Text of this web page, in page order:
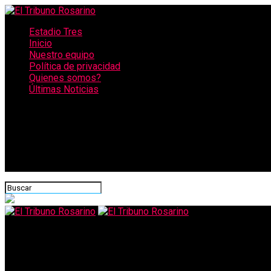
Estadio Tres
Inicio
Nuestro equipo
Política de privacidad
Quienes somos?
Últimas Noticias